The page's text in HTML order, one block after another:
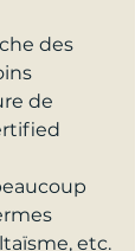
des
de
etc.